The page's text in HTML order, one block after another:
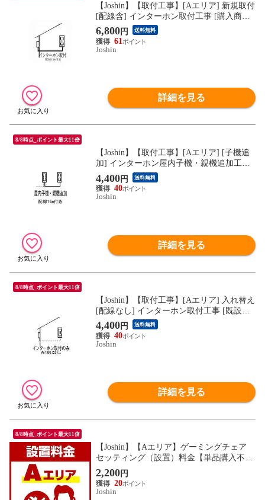
【Joshin】【取付工事】[Aエリア] 新規取付
[配線含] インターホン取付工事 [購入商品
取付、配線15m付き、木造家屋のみ]【単品
購入不可】【必ずJoshinが販売する対象商
品と一緒にお買い求めください】
6,800円 送料無料
61
Joshin
詳細を見る
8/8時点_ポイント最大11倍
【Joshin】【取付工事】[Aエリア] [子機追
加] インターホン屋内子機・親機追加工事
[取付工事(配線付き)と同時申込のみ]【単
品購入不可】【必ずJoshinが販売する対象
商品と一緒にお買い求めください】
4,400円 送料無料
40
Joshin
詳細を見る
8/8時点_ポイント最大11倍
【Joshin】【取付工事】[Aエリア] 入れ替え
[配線なし] インターホン取付工事 [既設配
線使用、取付のみ]【単品購入不可】【必
ずJoshinが販売する対象商品と一緒にお買
い求めください】
4,400円 送料無料
40
Joshin
詳細を見る
8/8時点_ポイント最大11倍
【Joshin】【Aエリア】ゲーミングチェア
セッティング（設置）料金【単品購入不
可】【必ずJoshinが販売する対象商品と一
緒にお買い求めください】
2,200円
20
Joshin